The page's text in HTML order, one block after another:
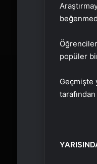
popüler
Geçmişte